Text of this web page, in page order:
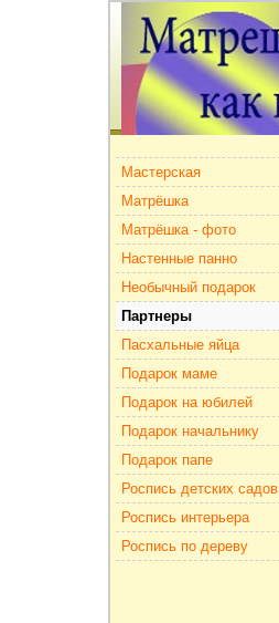
Мастерская
Матрёшка
Матрёшка - фото
Настенные панно
Необычный подарок
Партнеры
Пасхальные яйца
Подарок маме
Подарок на юбилей
Подарок начальнику
Подарок папе
Роспись детских садов
Роспись интерьера
Роспись по дереву